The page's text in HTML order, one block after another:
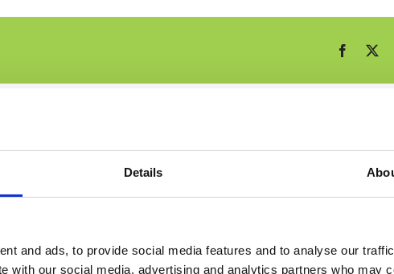
Details
and ads, to provide social media features and to analyse our
with our social media, advertising and analytics partners who may